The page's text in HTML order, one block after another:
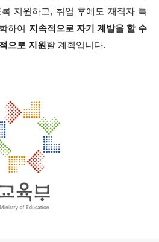
지원하고, 취업 후에도 재직자 특
하여 지속적으로 자기 계발을 할 수
으로 지원할 계획입니다.